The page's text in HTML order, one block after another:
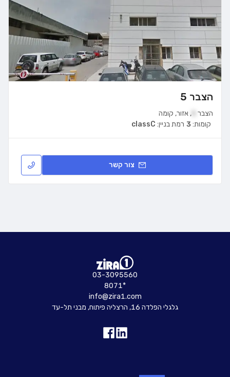
הצבר 5
הצבר , אזור, קומה
רמת בניין: classC קומות:3
צור קשר
03-3095560
8071*
info@zira1.com
גלגלי הפלדה 16, הרצליה פיתוח, מבני תל-עד